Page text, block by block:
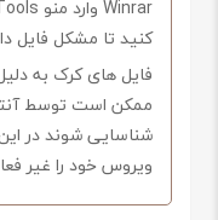
کنید تا مشکل فایل
فایل های کرک به
ممکن است توسط
شناسایی شوند در
ویروس خود را غیر